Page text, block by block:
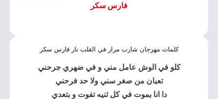
فارس سكر
كلمات مهرجان شارب مرار في القلب نار فارس سكر
كلو في الوش عامل مني و في ضهري جرحني
تعبان من صغر سني ولا حد فرحني
دا انا بموت في كل ثنيه تفوت و بتعدي